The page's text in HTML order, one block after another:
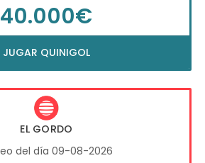
40.000€
JUGAR QUINIGOL
EL GORDO
del día 09-08-2026